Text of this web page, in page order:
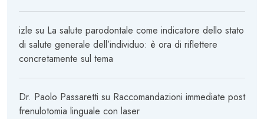
izle su La salute parodontale come indicatore dello stato
di salute generale dell’individuo: è ora di riflettere
concretamente sul tema
Dr. Paolo Passaretti su Raccomandazioni immediate post
frenulotomia linguale con laser